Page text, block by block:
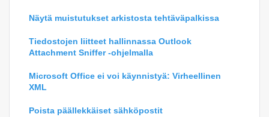
Näytä muistutukset arkistosta tehtäväpalkissa
Tiedostojen liitteet hallinnassa Outlook
Attachment Sniffer -ohjelmalla
Microsoft Office ei voi käynnistyä: Virheellinen
XML
Poista päällekkäiset sähköpostit